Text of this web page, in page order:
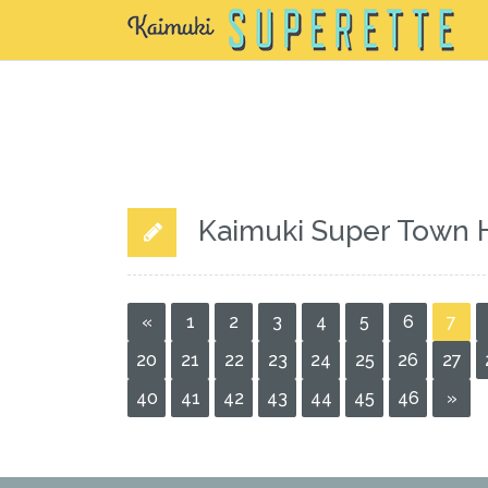
Kaimuki Super Town
« 1 2 3 4 5 6 7
20
21 22 23 24 25 26 27
40
41 42 43 44 45 46 »